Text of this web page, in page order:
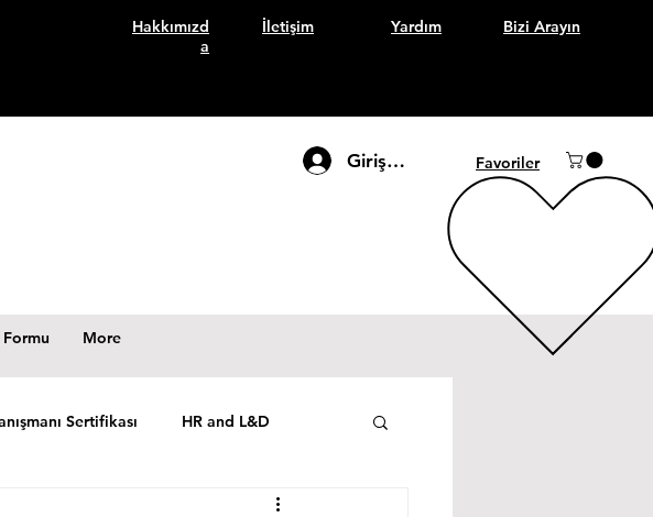
Hakkımızd
a
İletişim Yardım Bizi Arayın
Giriş Yap Favoriler
Formu More
Sertifikası HR and L&D